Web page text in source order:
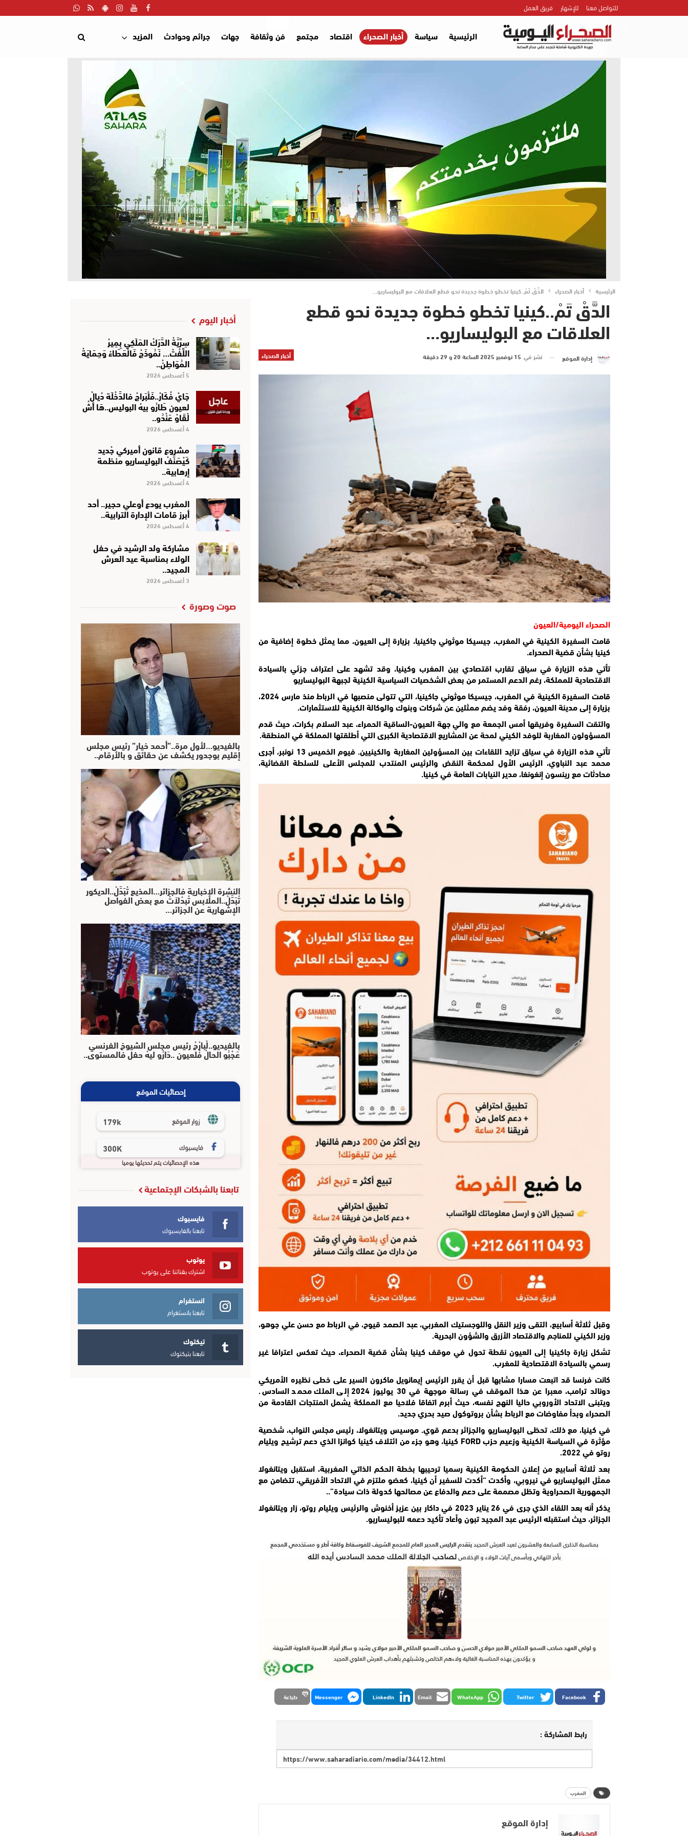
للتواصل معنا للإشهار فريق العمل
الرئيسية سياسة أخبار الصحراء اقتصاد مجتمع فن وثقافة جهات جرائم وحوادث المزيد
الرئيسية أخبار الصحراء الدَّقْ تَمْ..كينيا تخطو خطوة جديدة نحو قطع العلاقات مع البوليساريو…
الدَّقْ تَمْ..كينيا تخطو خطوة جديدة نحو قطع
العلاقات مع البوليساريو…
أخبار الصحراء إدارة الموقع نشر في 15 نوفمبر 2025 الساعة 20 و 29 دقيقة
الصحراء اليومية/العيون
قامت السفيرة الكينية في المغرب، جيسيكا موثوني جاكينيا، بزيارة إلى العيون، مما يمثل خطوة إضافية من
كينيا بشأن قضية الصحراء.
تأتي هذه الزيارة في سياق تقارب اقتصادي بين المغرب وكينيا، وقد تشهد على اعتراف جزئي بالسيادة
الاقتصادية للمملكة، رغم الدعم المستمر من بعض الشخصيات السياسية الكينية لجبهة البوليساريو
قامت السفيرة الكينية في المغرب، جيسيكا موثوني جاكينيا، التي تتولى منصبها في الرباط منذ مارس 2024،
بزيارة إلى مدينة العيون، رفقة وفد يضم ممثلين عن شركات وبنوك والوكالة الكينية للاستثمارات.
والتقت السفيرة وفريقها أمس الجمعة مع والي جهة العيون-الساقية الحمراء، عبد السلام بكرات، حيث قدم
المسؤولون المغاربة للوفد الكيني لمحة عن المشاريع الاقتصادية الكبرى التي أطلقتها المملكة في المنطقة.
تأتي هذه الزيارة في سياق تزايد اللقاءات بين المسؤولين المغاربة والكينيين. فيوم الخميس 13 نونبر، أجرى
محمد عبد النباوي، الرئيس الأول لمحكمة النقض والرئيس المنتدب للمجلس الأعلى للسلطة القضائية،
محادثات مع رينسون إنغونغا، مدير النيابات العامة في كينيا.
وقبل ثلاثة أسابيع، التقى وزير النقل واللوجستيك المغربي، عبد الصمد قيوح، في الرباطمع حسن علي جوهو،
وزير الكيني للمناجم والاقتصاد الأزرق والشؤون البحرية.
تشكل زيارة جاكينيا إلى العيون نقطة تحول في موقف كينيا بشأن قضية الصحراء، حيث تعكس اعترافا غير
رسمي بالسيادة الاقتصادية للمغرب.
كانت فرنسا قد اتبعت مسارا مشابها قبل أن يقرر الرئيس إيمانويل ماكرون السير على خطى نظيره الأمريكي
دونالد ترامب، معبرا عن هذا الموقف في رسالة موجهة في 30 يوليوز 2024 إلى الملك محمد السادس.
ويتبنى الاتحاد الأوروبي حاليا النهج نفسه، حيث أبرم اتفاقا فلاحيا مع المملكة يشمل المنتجات القادمة من
الصحراء وبدأ مفاوضات مع الرباط بشأن بروتوكول صيد بحري جديد.
في كينيا، مع ذلك، تحظى البوليساريو والجزائر بدعم قوي. موسيس ويتانغولا، رئيس مجلس النواب، شخصية
مؤثرة في السياسة الكينية وزعيم حزب FORD كينيا، وهو جزء من ائتلاف كينيا كوانزا الذي دعم ترشيح ويليام
روتو في 2022.
بعد ثلاثة أسابيع من إعلان الحكومة الكينية رسميا ترحيبها بخطة الحكم الذاتي المغربية، استقبل ويتانغولا
ممثل البوليساريو في نيروبي، وأكدت “أكدت للسفير أن كينيا، كعضو ملتزم في الاتحاد الأفريقي، تتضامن مع
الجمهورية الصحراوية وتظل مصممة على دعم والدفاع عن مصالحها كدولة ذات سيادة”..
يذكر أنه بعد اللقاء الذي جرى في 26 يناير 2023 في داكار بين عزيز أخنوش والرئيس ويليام روتو، زار ويتانغولا
الجزائر، حيث استقبله الرئيس عبد المجيد تبون وأعاد تأكيد دعمه للبوليساريو.
Facebook
Twitter
WhatsApp
Email
LinkedIn
Messenger طباعة
رابط المشاركة :
المغرب
إدارة الموقع
أخبار اليوم
سِرِّيَّةْ الدَّرَكْ المَلَكِي بِمِيرْ
اللِّفْتْ… نَمُوذَجْ فَالْعَطَاءْ وَحِمَايَةْ
المُوَاطِنْ..
5 أغسطس 2026
جَايْ فْكَارْ..فَلْبَراجْ فالدَّخْلَة دْيالْ
لعيون طَارُو بيهْ البوليس..هَا أشْ
لْقَاوْ عَنْدُو..
4 أغسطس 2026
مشروع قانون أميركي جْديد
كَيْصَنَّفْ البوليساريو منظمة
إرهابية..
4 أغسطس 2026
المغرب يودع أوعلي حجير.. أحد
أبرز قامات الإدارة الترابية..
4 أغسطس 2026
مشاركة ولد الرشيد في حفل
الولاء بمناسبة عيد العرش
المجيد..
3 أغسطس 2026
صوت وصورة
بالفيديو…لأول مرة..”أحمد خيار” رئيس مجلس
إقليم بوجدور يكشف عن حقائق و بالأرقام..
النشرة الإخبارية فالجزائر…المذيع تْبَدَّلْ..الديكور
تْبَدَّلْ..الملابس تْبدْلاَتْ مع بعض الفواصل
الإشهارية عن الجزائر…
بالفيديو..لْبارْحْ رئيس مجلس الشيوخ الفرنسي
عَجْبُو الحالْ فْلعيون ..دَارُو ليهْ حفل فالمستوى..
إحصائيات الموقع
زوار الموقع 179k
فايسبوك 300K
هذه الإحصائيات يتم تحديثها يوميا
تابعنا بالشبكات الإجتماعية
فايسبوك
تابعنا بالفايسبوك
يوتوب
اشترك بقناتنا على يوتوب
انستغرام
تابعنا بانستغرام
تيكتوك
تابعنا بتيكتوك